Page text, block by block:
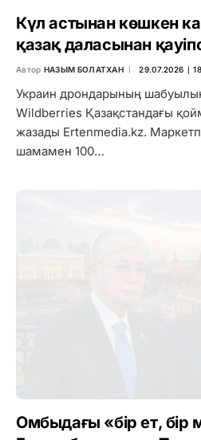
Күл астынан көшкен
қазақ даласынан
Автор НАЗЫМ БОЛАТХАН 29.07.2026 ∣
Украин дрондарының
Wildberries Қазақстандағы
жазады Ertenmedia.kz.
шамамен 100…
Омбыдағы «бір ет, бір